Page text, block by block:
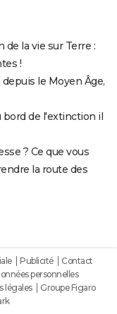
de la vie sur Terre :
!
le Moyen Âge,
bord de l'extinction il
? Ce que vous
la route des
Publicité
Contact
personnelles
légales
Groupe Figaro